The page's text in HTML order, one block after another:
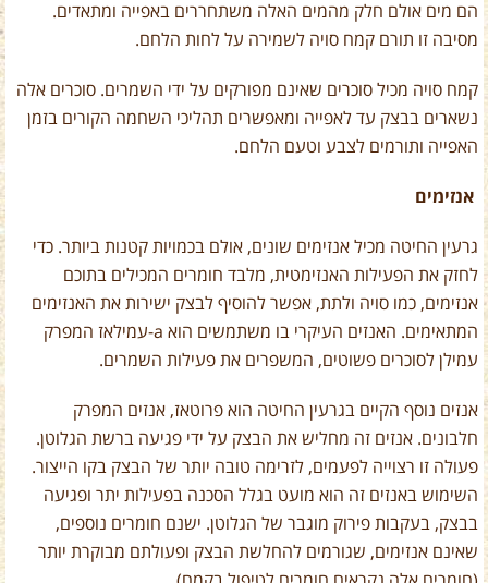
הם מים אולם חלק מהמים האלה משתחררים באפייה ומתאדים.
מסיבה זו תורם קמח סויה לשמירה על לחות הלחם.
קמח סויה מכיל סוכרים שאינם מפורקים על ידי השמרים. סוכרים אלה
נשארים בבצק עד לאפייה ומאפשרים תהליכי השחמה הקורים בזמן
האפייה ותורמים לצבע וטעם הלחם.
אנזימים
גרעין החיטה מכיל אנזימים שונים, אולם בכמויות קטנות ביותר. כדי
לחזק את הפעילות האנזימטית, מלבד חומרים המכילים בתוכם
אנזימים, כמו סויה ולתת, אפשר להוסיף לבצק ישירות את האנזימים
המתאימים. האנזים העיקרי בו משתמשים הוא a-עמילאז המפרק
עמילן לסוכרים פשוטים, המשפרים את פעילות השמרים.
אנזים נוסף הקיים בגרעין החיטה הוא פרוטאז, אנזים המפרק
חלבונים. אנזים זה מחליש את הבצק על ידי פגיעה ברשת הגלוטן.
פעולה זו רצוייה לפעמים, לזרימה טובה יותר של הבצק בקו הייצור.
השימוש באנזים זה הוא מועט בגלל הסכנה בפעילות יתר ופגיעה
בבצק, בעקבות פירוק מוגבר של הגלוטן. ישנם חומרים נוספים,
שאינם אנזימים, שגורמים להחלשת הבצק ופעולתם מבוקרת יותר